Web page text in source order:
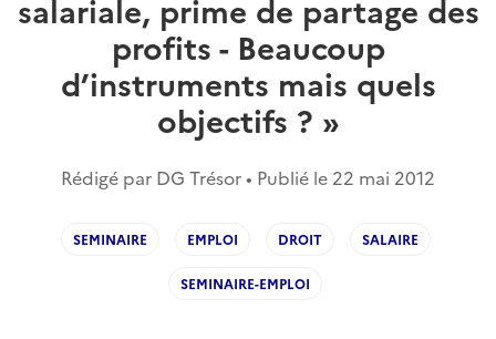
salariale, prime de partage des
profits - Beaucoup
d’instruments mais quels
objectifs ? »
Rédigé par DG Trésor • Publié le 22 mai 2012
SEMINAIRE EMPLOI DROIT SALAIRE
SEMINAIRE-EMPLOI